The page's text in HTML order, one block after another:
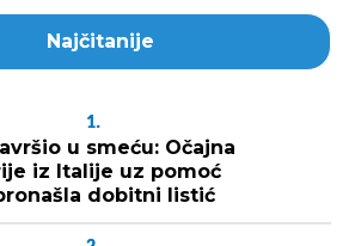
Najčitanije
1.
u smeću: Očajna
iz Italije uz pomoć
dobitni listić